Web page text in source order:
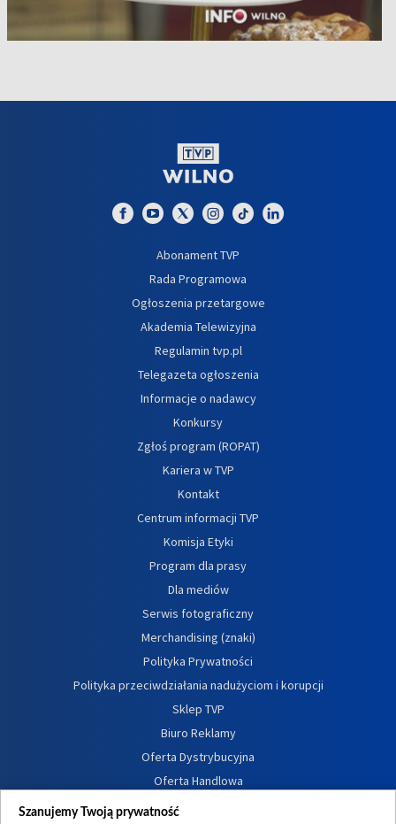
Abonament TVP
Rada Programowa
Ogłoszenia przetargowe
Akademia Telewizyjna
Regulamin tvp.pl
Telegazeta ogłoszenia
Informacje o nadawcy
Konkursy
Zgłoś program (ROPAT)
Kariera w TVP
Kontakt
Centrum informacji TVP
Komisja Etyki
Program dla prasy
Dla mediów
Serwis fotograficzny
Merchandising (znaki)
Polityka Prywatności
Polityka przeciwdziałania nadużyciom i korupcji
Sklep TVP
Biuro Reklamy
Oferta Dystrybucyjna
Oferta Handlowa
Dostępność
Szanujemy Twoją prywatność